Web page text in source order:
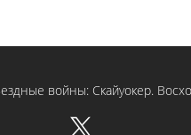
войны: Скайуокер.